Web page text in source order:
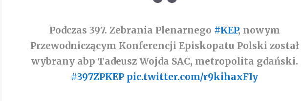
Podczas 397. Zebrania Plenarnego #KEP, nowym
Przewodniczącym Konferencji Episkopatu Polski został
wybrany abp Tadeusz Wojda SAC, metropolita gdański.
#397ZPKEP pic.twitter.com/r9kihaxFIy